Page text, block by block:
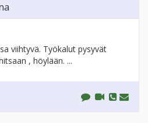
viihtyvä. Työkalut pysyvät
, höylään. ...